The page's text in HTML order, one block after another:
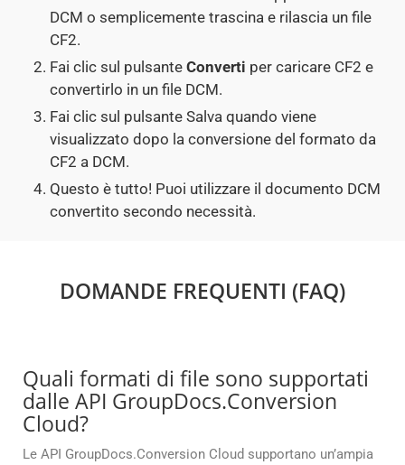
DCM o semplicemente trascina e rilascia un file
CF2.
Fai clic sul pulsante Converti per caricare CF2 e
convertirlo in un file DCM.
Fai clic sul pulsante Salva quando viene
visualizzato dopo la conversione del formato da
CF2 a DCM.
Questo è tutto! Puoi utilizzare il documento DCM
convertito secondo necessità.
DOMANDE FREQUENTI (FAQ)
Quali formati di file sono supportati
dalle API GroupDocs.Conversion
Cloud?
Le API GroupDocs.Conversion Cloud supportano un’ampia